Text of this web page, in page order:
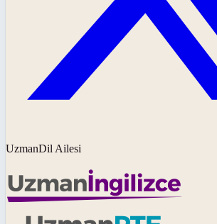
UzmanDil Ailesi